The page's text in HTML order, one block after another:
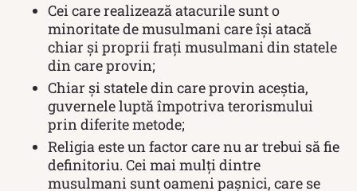
Cei care realizează atacurile sunt o
minoritate de musulmani care își atacă
chiar și proprii frați musulmani din statele
din care provin;
Chiar și statele din care provin aceștia,
guvernele luptă împotriva terorismului
prin diferite metode;
Religia este un factor care nu ar trebui să fie
definitoriu. Cei mai mulți dintre
musulmani sunt oameni pașnici, care se